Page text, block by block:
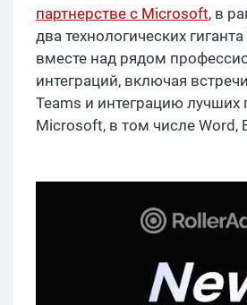
партнерстве с Microsoft, в
два технологических
вместе над рядом
интеграций, включая
Teams и интеграцию
Microsoft, в том числе Word,